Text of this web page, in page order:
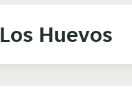
Los Huevos